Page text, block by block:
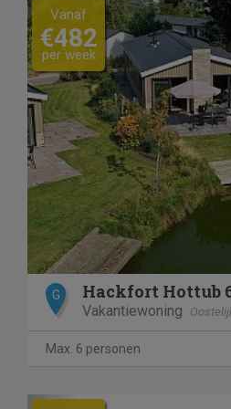
Vanaf
€482
per week
G Hackfort Hottub
Vakantiewoning
Max. 6 personen